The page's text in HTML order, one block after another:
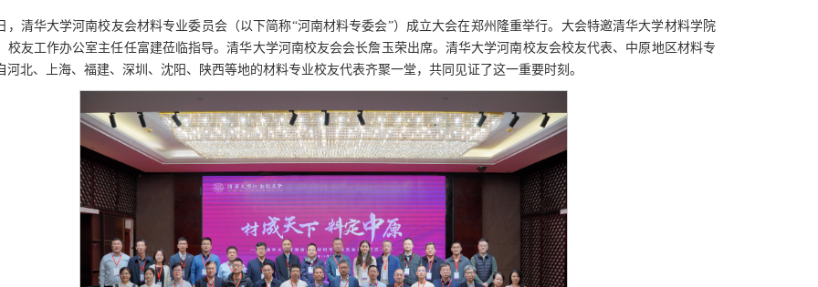
，清华大学河南校友会材料专业委员会（以下简称“河南材料专委会”）成立大会在郑州隆重举行。大会特邀清华大学材料学院
校友工作办公室主任任富建莅临指导。清华大学河南校友会会长詹玉荣出席。清华大学河南校友会校友代表、中原地区材料专
河北、上海、福建、深圳、沈阳、陕西等地的材料专业校友代表齐聚一堂，共同见证了这一重要时刻。